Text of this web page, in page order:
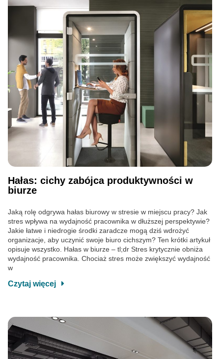
Hałas: cichy zabójca produktywności w
biurze
Jaką rolę odgrywa hałas biurowy w stresie w miejscu pracy? Jak
stres wpływa na wydajność pracownika w dłuższej perspektywie?
Jakie łatwe i niedrogie środki zaradcze mogą dziś wdrożyć
organizacje, aby uczynić swoje biuro cichszym? Ten krótki artykuł
opisuje wszystko. Hałas w biurze – tl;dr Stres krytycznie obniża
wydajność pracownika. Chociaż stres może zwiększyć wydajność
w
Czytaj więcej